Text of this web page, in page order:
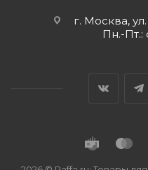
г. Москва,
Пн.-Пт.: